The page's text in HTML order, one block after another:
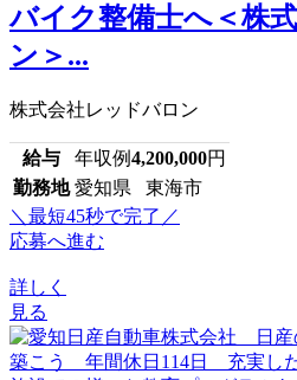
バイク整備士へ＜株
ン＞...
株式会社レッドバロン
給与 年収例4,200,000円
勤務地 愛知県 東海市
＼最短45秒で完了／
応募へ進む
詳しく
見る